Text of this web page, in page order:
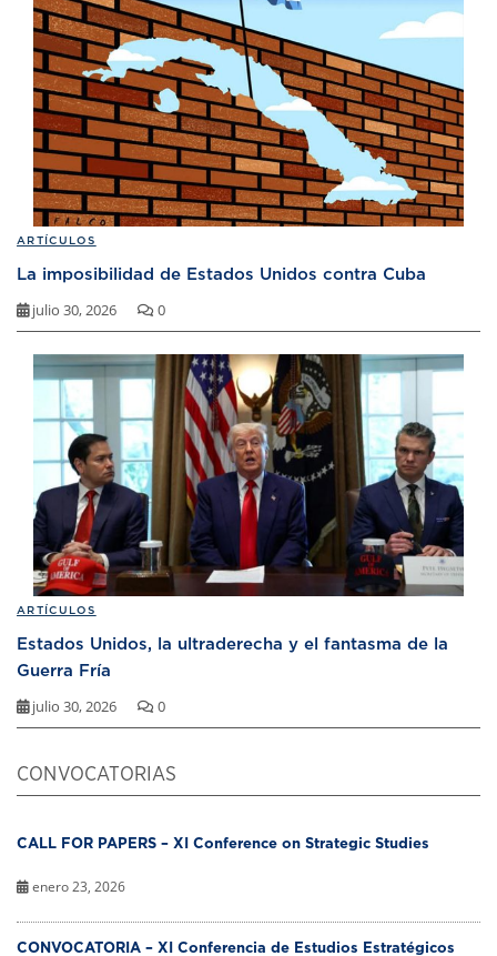
ARTÍCULOS
La imposibilidad de Estados Unidos contra Cuba
julio 30, 2026 0
ARTÍCULOS
Estados Unidos, la ultraderecha y el fantasma de la
Guerra Fría
julio 30, 2026 0
CONVOCATORIAS
CALL FOR PAPERS – XI Conference on Strategic Studies
enero 23, 2026
CONVOCATORIA – XI Conferencia de Estudios Estratégicos